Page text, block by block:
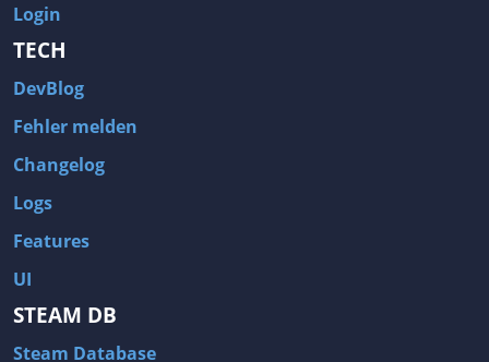
Login
TECH
DevBlog
Fehler melden
Changelog
Logs
Features
UI
STEAM DB
Steam Database